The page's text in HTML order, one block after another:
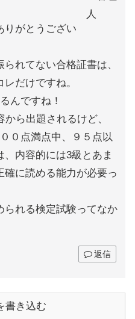
りがとうござい
れてない合格証書は、
だけですね。
んですね！
ら出題されるけど、
０点満点中、９５点以
内容的には3級とあま
確に読める能力が必要っ
られる検定試験ってなか
返信
書き込む